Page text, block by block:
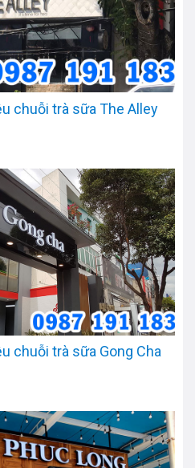
chuỗi trà sữa The Alley
chuỗi trà sữa Gong Cha